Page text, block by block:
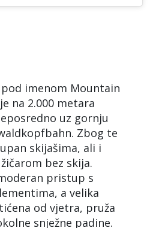
imenom Mountain
na 2.000 metara
uz gornju
Zbog te
skijašima, ali i
bez skija.
pristup s
a velika
od vjetra, pruža
snježne padine.